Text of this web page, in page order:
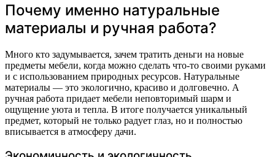
Почему именно натуральные
материалы и ручная работа?
Много кто задумывается, зачем тратить деньги на новые
предметы мебели, когда можно сделать что-то своими руками
и с использованием природных ресурсов. Натуральные
материалы — это экологично, красиво и долговечно. А
ручная работа придает мебели неповторимый шарм и
ощущение уюта и тепла. В итоге получается уникальный
предмет, который не только радует глаз, но и полностью
вписывается в атмосферу дачи.